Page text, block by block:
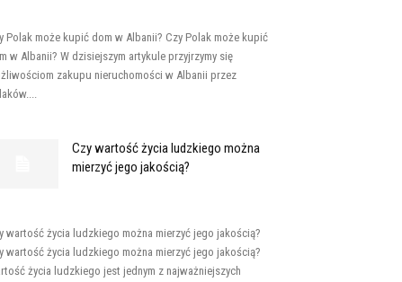
Polak może kupić dom w Albanii? Czy Polak może kupić
w Albanii? W dzisiejszym artykule przyjrzymy się
zakupu nieruchomości w Albanii przez
Czy wartość życia ludzkiego można
mierzyć jego jakością?
wartość życia ludzkiego można mierzyć jego jakością?
wartość życia ludzkiego można mierzyć jego jakością?
życia ludzkiego jest jednym z najważniejszych